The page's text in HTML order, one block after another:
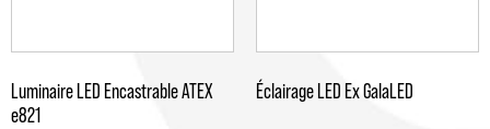
Luminaire LED Encastrable ATEX
e821
Éclairage LED Ex GalaLED